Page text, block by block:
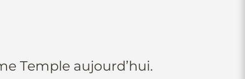
Temple aujourd’hui.